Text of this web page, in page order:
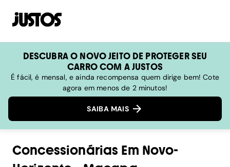
DESCUBRA O NOVO JEITO DE PROTEGER SEU
CARRO COM A JUSTOS
É fácil, é mensal, e ainda recompensa quem dirige bem! Cote
agora em menos de 2 minutos!
SAIBA MAIS
Concessionárias Em Novo-